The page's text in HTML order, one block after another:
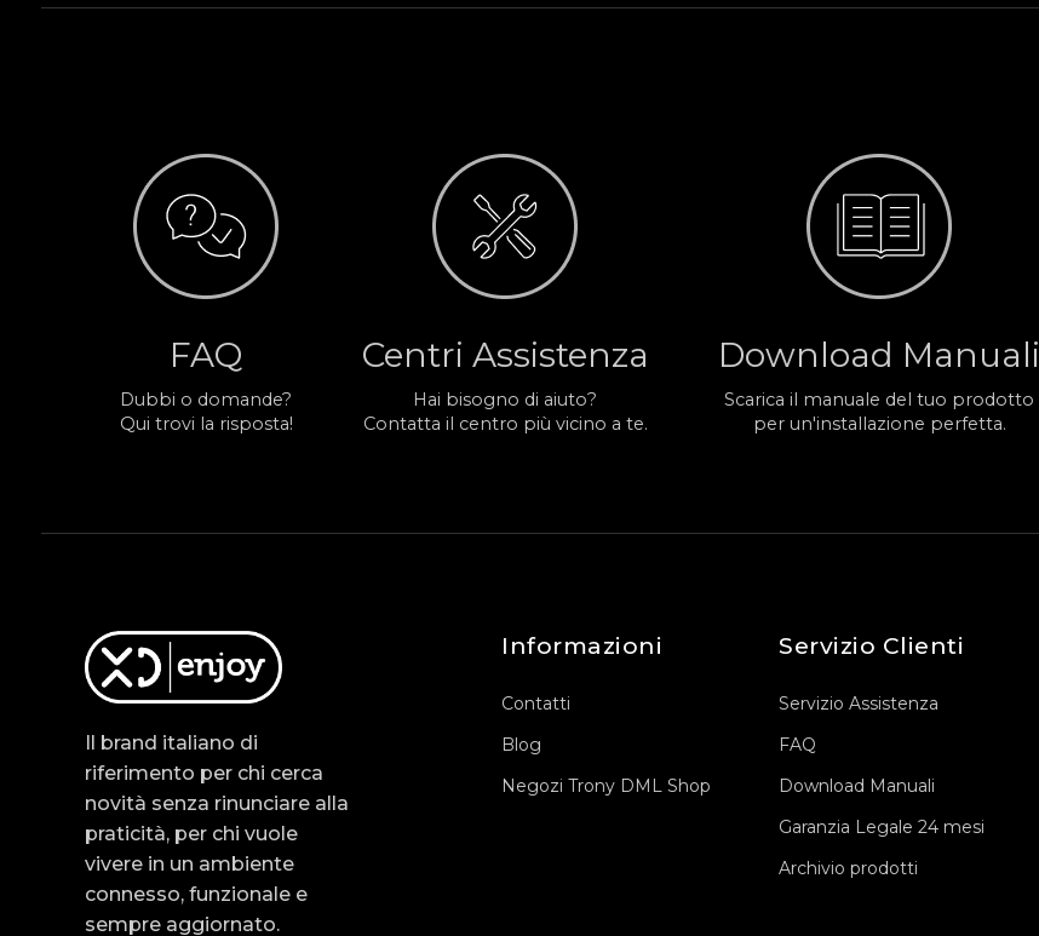
FAQ
Dubbi o domande?
Qui trovi la risposta!
Centri Assistenza
Hai bisogno di aiuto?
Contatta il centro più vicino a te.
Download Manuali
Scarica il manuale del tuo prodotto
per un'installazione perfetta.
Il brand italiano di
riferimento per chi cerca
novità senza rinunciare alla
praticità, per chi vuole
vivere in un ambiente
connesso, funzionale e
sempre aggiornato.
Informazioni
Contatti
Blog
Negozi Trony DML Shop
Servizio Clienti
Servizio Assistenza
FAQ
Download Manuali
Garanzia Legale 24 mesi
Archivio prodotti